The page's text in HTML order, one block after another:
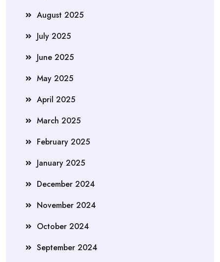
August 2025
July 2025
June 2025
May 2025
April 2025
March 2025
February 2025
January 2025
December 2024
November 2024
October 2024
September 2024